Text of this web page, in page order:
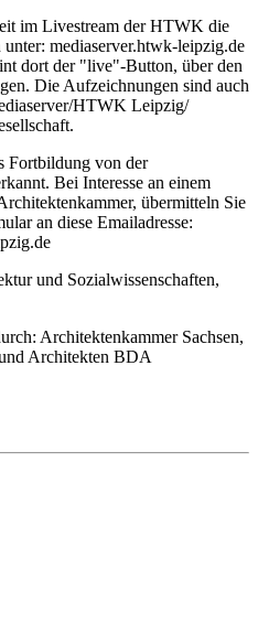
im Livestream der HTWK die
mediaserver.htwk-leipzig.de
dort der "live"-Button, über den
Die Aufzeichnungen sind auch
HTWK Leipzig/
Fortbildung von der
Bei Interesse an einem
übermitteln Sie
an diese Emailadresse:
und Sozialwissenschaften,
Architektenkammer Sachsen,
Architekten BDA